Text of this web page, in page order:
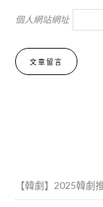
個人網站網址
【韓劇】2025韓劇